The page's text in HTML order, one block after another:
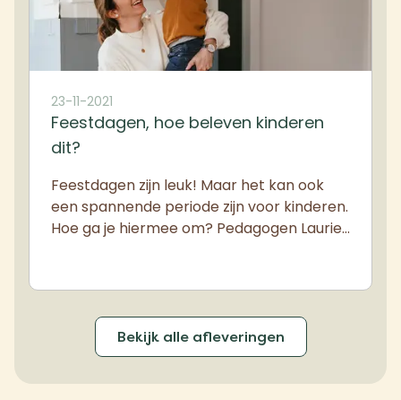
23-11-2021
Feestdagen, hoe beleven kinderen
dit?
Feestdagen zijn leuk! Maar het kan ook
een spannende periode zijn voor kinderen.
Hoe ga je hiermee om? Pedagogen Laurie…
Bekijk alle afleveringen